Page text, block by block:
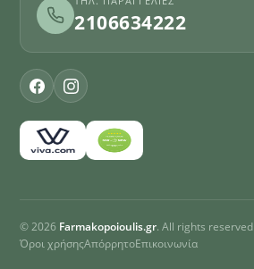
2106634222
© 2026 Farmakopoioulis.gr. All rights reserved
Όροι χρήσηςΑπόρρητοΕπικοινωνία